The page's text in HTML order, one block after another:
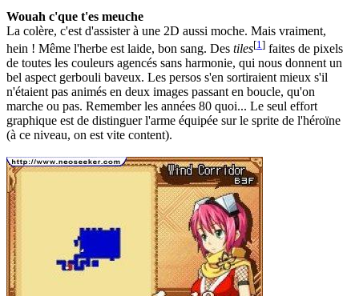
Wouah c'que t'es meuche
La colère, c'est d'assister à une 2D aussi moche. Mais vraiment,
hein ! Même l'herbe est laide, bon sang. Des tiles[1] faites de pixels
de toutes les couleurs agencés sans harmonie, qui nous donnent un
bel aspect gerbouli baveux. Les persos s'en sortiraient mieux s'il
n'étaient pas animés en deux images passant en boucle, qu'on
marche ou pas. Remember les années 80 quoi... Le seul effort
graphique est de distinguer l'arme équipée sur le sprite de l'héroïne
(à ce niveau, on est vite content).